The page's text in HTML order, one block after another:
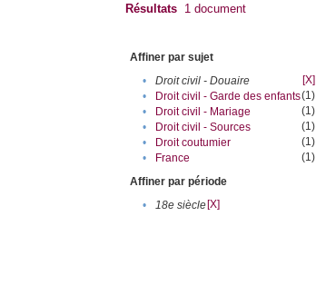
Résultats 1 document
Affiner par sujet
•
Droit civil - Douaire
[X]
•
Droit civil - Garde des enfants(1)
•
Droit civil - Mariage
(1)
•
Droit civil - Sources
(1)
•
Droit coutumier
(1)
•
France
(1)
Affiner par période
•
18e siècle[X]